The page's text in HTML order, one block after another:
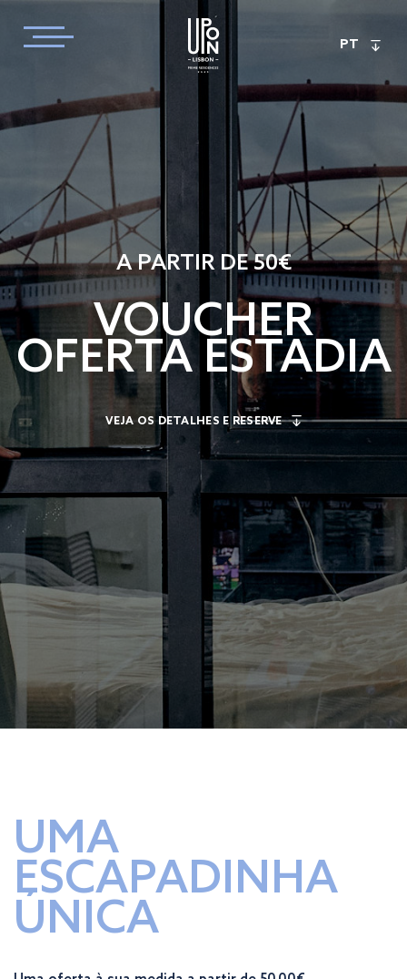
PT
A PARTIR DE 50€
VOUCHER
OFERTA ESTADIA
VEJA OS DETALHES E RESERVE
UMA
ESCAPADINHA
ÚNICA